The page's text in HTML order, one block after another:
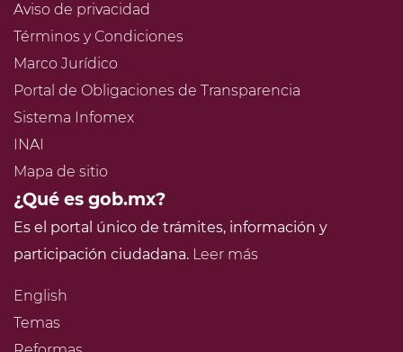
Aviso de privacidad
Términos y Condiciones
Marco Jurídico
Portal de Obligaciones de Transparencia
Sistema Infomex
INAI
Mapa de sitio
¿Qué es gob.mx?
Es el portal único de trámites, información y
participación ciudadana. Leer más
English
Temas